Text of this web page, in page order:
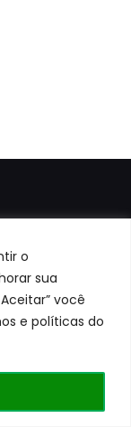
o
sua
você
e políticas do
Site